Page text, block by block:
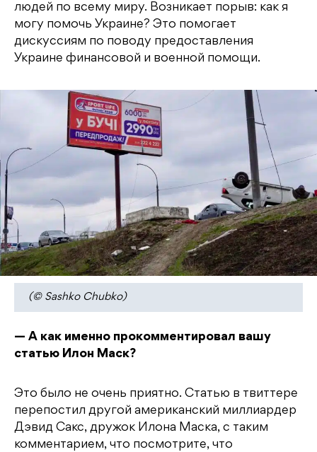
людей по всему миру. Возникает порыв: как я
могу помочь Украине? Это помогает
дискуссиям по поводу предоставления
Украине финансовой и военной помощи.
(© Sashko Chubko)
— А как именно прокомментировал вашу
статью Илон Маск?
Это было не очень приятно. Статью в твиттере
перепостил другой американский миллиардер
Дэвид Сакс, дружок Илона Маска, с таким
комментарием, что посмотрите, что